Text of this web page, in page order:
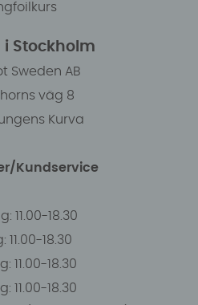
i Stockholm
Sweden AB
väg 8
Kurva
Kundservice
11.00-18.30
11.00-18.30
11.00-18.30
11.00-18.30